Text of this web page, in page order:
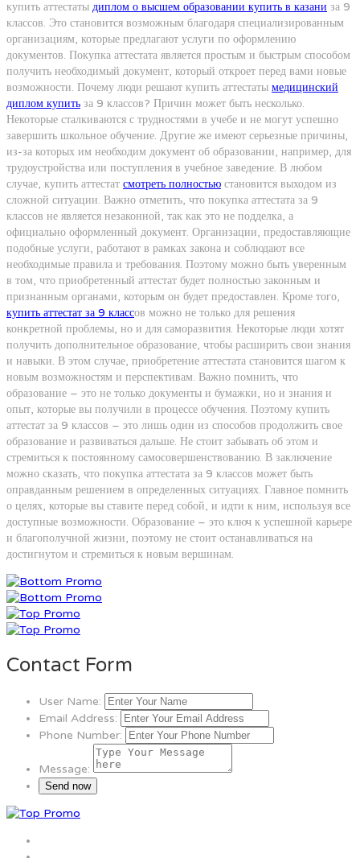
купить аттестаты диплом о высшем образовании купить в казани за 9
классов. Это становится возможным благодаря специализированным
организациям, которые предлагают услуги по оформлению
документов. Покупка аттестата является простым и быстрым способом
получить необходимый документ, который откроет перед вами новые
возможности. Почему люди решают купить аттестаты медицинский
диплом купить за 9 классов? Причин может быть несколько.
Некоторые сталкиваются с трудностями в учебе и не могут успешно
завершить школьное обучение. Другие же имеют серьезные причины,
из-за которых им необходим документ об образовании, например, для
трудоустройства или поступления в учебное заведение. В любом
случае, купить аттестат смотреть полностью становится выходом из
сложной ситуации. Важно отметить, что покупка аттестата за 9
классов не является незаконной, так как это не подделка, а
официально оформленный документ. Организации, предоставляющие
подобные услуги, работают в рамках закона и соблюдают все
необходимые правила и требования. Поэтому можно быть уверенным
в том, что приобретенный аттестат будет полностью законным и
признанным органами, которым он будет предоставлен. Кроме того,
купить аттестат за 9 классов можно не только для решения
конкретной проблемы, но и для саморазвития. Некоторые люди хотят
получить дополнительное образование, чтобы расширить свои знания
и навыки. В этом случае, приобретение аттестата становится шагом к
новым возможностям и перспективам. Важно помнить, что
образование – это не только документы и бумажки, но и знания и
опыт, которые вы получили в процессе обучения. Поэтому купить
аттестат за 9 классов – это лишь один из способов продолжить свое
образование и развиваться дальше. Не стоит забывать об этом и
стремиться к постоянному самосовершенствованию. В заключение
можно сказать, что покупка аттестата за 9 классов может быть
оправданным решением в определенных ситуациях. Главное помнить
о целях, которые вы ставите перед собой, и идти к ним, используя все
доступные возможности. Образование – это ключ к успешной карьере
и благополучной жизни, поэтому не стоит останавливаться на
достигнутом и стремиться к новым вершинам.
Contact Form
User Name:
Email Address:
Phone Number:
Message: